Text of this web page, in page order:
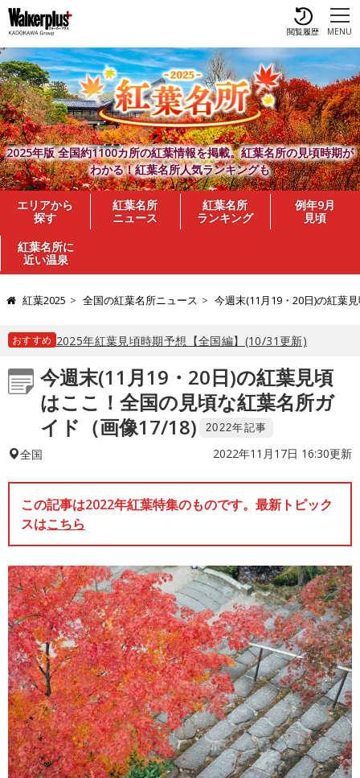
MENU
閲覧履歴
2025年版 全国約1100カ所の紅葉情報を掲載。紅葉名所の見頃時期が
わかる！紅葉名所人気ランキングも
エリアから
探す
紅葉名所
ニュース
紅葉名所
ランキング
例年9月
見頃
紅葉名所に
近い温泉
紅葉2025 全国の紅葉名所ニュース 今週末(11月19・20日)の紅葉
おすすめ 2025年紅葉見頃時期予想【全国編】(10/31更新)
今週末(11月19・20日)の紅葉見頃
はここ！全国の見頃な紅葉名所ガ
イド（画像17/18)
2022年記事
全国 2022年11月17日 16:30更新
この記事は2022年紅葉特集のものです。最新トピック
スはこちら